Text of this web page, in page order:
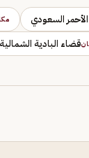
الأحمر السعودي
قضاء البادية الشمالية